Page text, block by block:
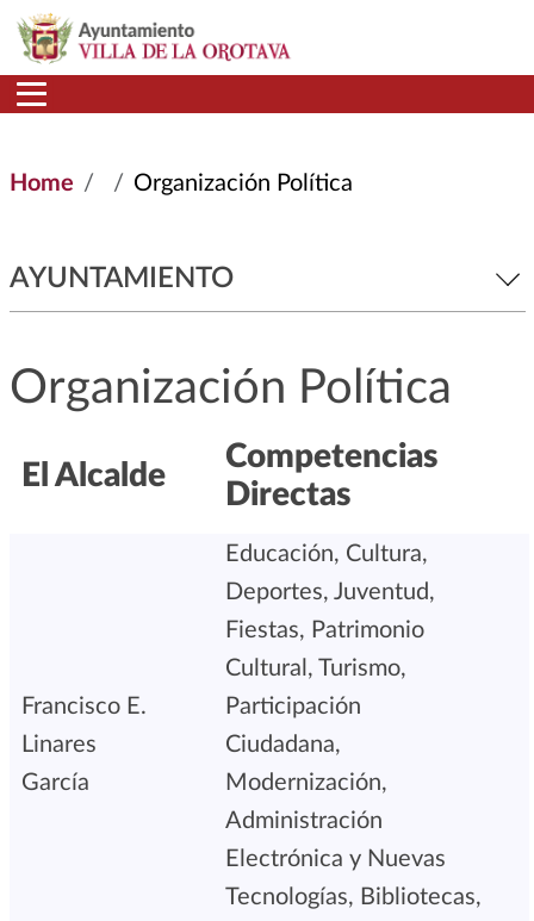
Skip to main content
Home Organización Política
AYUNTAMIENTO
Organización Política
El Alcalde
Competencias
Directas
Francisco E.
Linares
García
Educación, Cultura,
Deportes, Juventud,
Fiestas, Patrimonio
Cultural, Turismo,
Participación
Ciudadana,
Modernización,
Administración
Electrónica y Nuevas
Tecnologías, Bibliotecas,